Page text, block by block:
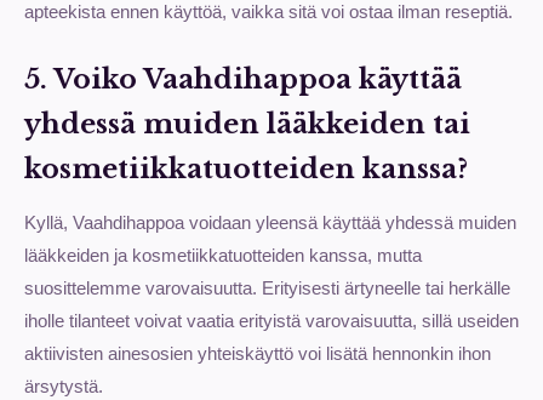
apteekista ennen käyttöä, vaikka sitä voi ostaa ilman reseptiä.
5. Voiko Vaahdihappoa käyttää
yhdessä muiden lääkkeiden tai
kosmetiikkatuotteiden kanssa?
Kyllä, Vaahdihappoa voidaan yleensä käyttää yhdessä muiden
lääkkeiden ja kosmetiikkatuotteiden kanssa, mutta
suosittelemme varovaisuutta. Erityisesti ärtyneelle tai herkälle
iholle tilanteet voivat vaatia erityistä varovaisuutta, sillä useiden
aktiivisten ainesosien yhteiskäyttö voi lisätä hennonkin ihon
ärsytystä.